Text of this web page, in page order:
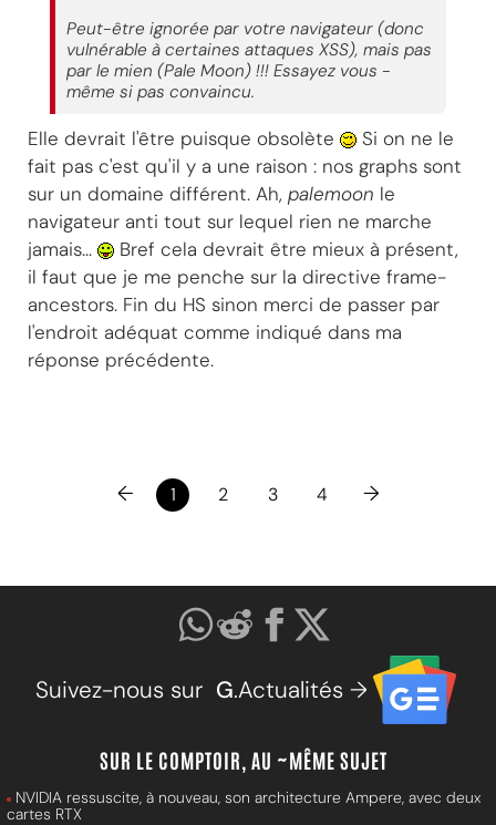
Peut-être ignorée par votre navigateur (donc
vulnérable à certaines attaques XSS), mais pas
par le mien (Pale Moon) !!! Essayez vous -
même si pas convaincu.
Elle devrait l'être puisque obsolète
Si on ne le
fait pas c'est qu'il y a une raison : nos graphs sont
sur un domaine différent. Ah, palemoon le
navigateur anti tout sur lequel rien ne marche
jamais...
Bref cela devrait être mieux à présent,
il faut que je me penche sur la directive frame-
ancestors. Fin du HS sinon merci de passer par
l'endroit adéquat comme indiqué dans ma
réponse précédente.
← 1 2 3 4 →
Suivez-nous sur G.Actualités →
SUR LE COMPTOIR, AU ~MÊME SUJET
NVIDIA ressuscite, à nouveau, son architecture Ampere, avec deux
cartes RTX